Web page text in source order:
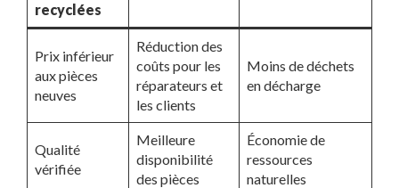
recyclées
Prix inférieur
aux pièces
neuves
Réduction des
coûts pour les
réparateurs et
les clients
Moins de déchets
en décharge
Qualité
vérifiée
Meilleure
disponibilité
des pièces
Économie de
ressources
naturelles